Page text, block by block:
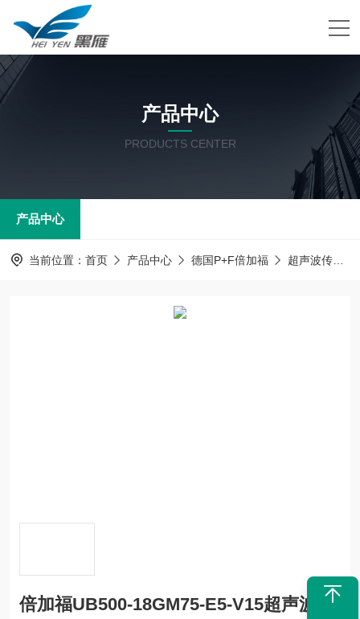
产品中心
PRODUCTS CENTER
产品中心
当前位置： 首页 产品中心 德国P+F倍加福 超声波传感器
倍加福UB500-18GM75-E5-V15超声波传